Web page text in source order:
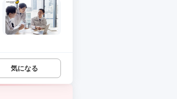
気になる